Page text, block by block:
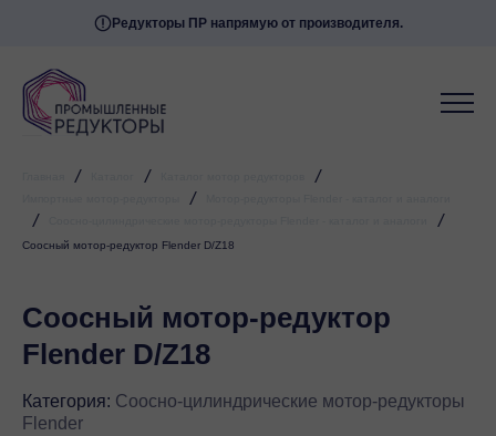
Редукторы ПР напрямую от производителя.
/ / /
/
/ /
Соосный мотор-редуктор Flender D/Z18
Соосный мотор-редуктор
Flender D/Z18
Категория: Соосно-цилиндрические мотор-редукторы
Flender